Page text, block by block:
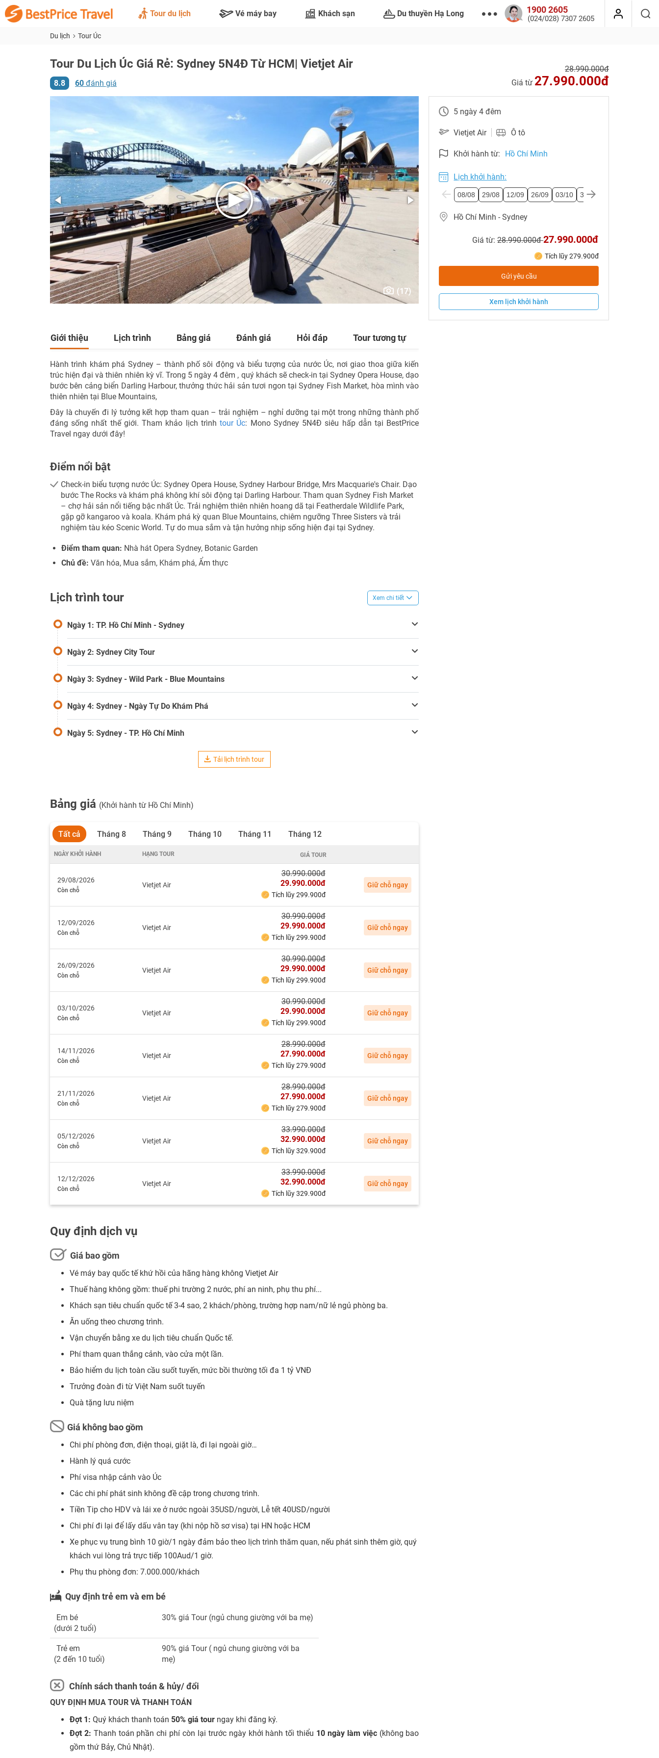
Tour du lịch Vé máy bay Khách sạn Du thuyền Hạ Long 1900 2605
(024/028) 7307 2605
Du lịch Tour Úc
Tour Du Lịch Úc Giá Rẻ: Sydney 5N4Đ Từ HCM| Vietjet Air
8.8 60 đánh giá
28.990.000đ
Giá từ 27.990.000đ
(17)
5 ngày 4 đêm
Vietjet Air Ô tô
Khởi hành từ: Hồ Chí Minh
Lịch khởi hành:
08/08 29/08 12/09 26/09 03/10 31/10
Hồ Chí Minh - Sydney
Giá từ: 28.990.000đ 27.990.000đ
Tích lũy 279.900đ
Gửi yêu cầu
Xem lịch khởi hành
Giới thiệu Lịch trình Bảng giá Đánh giá Hỏi đáp Tour tương tự
Hành trình khám phá Sydney– thành phố sôi động và biểu tượng của nước Úc, nơi giao thoa giữa kiến
trúc hiện đại và thiên nhiên kỳ vĩ. Trong 5 ngày 4 đêm , quý khách sẽ check-in tạiSydney Opera House, dạo
bước bên cảng biển Darling Harbour, thưởng thức hải sản tươi ngon tạiSydney Fish Market, hòa mình vào
thiên nhiên tại Blue Mountains,
Đây là chuyến đi lý tưởng kết hợp tham quan – trải nghiệm – nghỉ dưỡng tại một trong những thành phố
đáng sống nhất thế giới. Tham khảo lịch trìnhtour Úc: Mono Sydney 5N4Đ siêu hấp dẫn tại BestPrice
Travel ngay dưới đây!
Điểm nổi bật
Check-in biểu tượng nước Úc: Sydney Opera House, Sydney Harbour Bridge, Mrs Macquarie's Chair. Dạo
bước The Rocks và khám phá không khí sôi động tại Darling Harbour. Tham quan Sydney Fish Market
– chợ hải sản nổi tiếng bậc nhất Úc. Trải nghiệm thiên nhiên hoang dã tại Featherdale Wildlife Park,
gặp gỡ kangaroo và koala. Khám phá kỳ quan Blue Mountains, chiêm ngưỡng Three Sisters và trải
nghiệm tàu kéo Scenic World. Tự do mua sắm và tận hưởng nhịp sống hiện đại tại Sydney.
Điểm tham quan: Nhà hát Opera Sydney, Botanic Garden
Chủ đề: Văn hóa, Mua sắm, Khám phá, Ẩm thực
Lịch trình tour Xem chi tiết
Ngày 1: TP. Hồ Chí Minh - Sydney
Ngày 2: Sydney City Tour
Ngày 3: Sydney - Wild Park - Blue Mountains
Ngày 4: Sydney - Ngày Tự Do Khám Phá
Ngày 5: Sydney - TP. Hồ Chí Minh
Tải lịch trình tour
Bảng giá (Khởi hành từ Hồ Chí Minh)
Tất cả Tháng 8 Tháng 9 Tháng 10 Tháng 11 Tháng 12
NGÀY KHỞI HÀNH HẠNG TOUR GIÁ TOUR
29/08/2026
Còn chỗ
Vietjet Air
30.990.000đ
29.990.000đ
Tích lũy 299.900đ
Giữ chỗ ngay
12/09/2026
Còn chỗ
Vietjet Air
30.990.000đ
29.990.000đ
Tích lũy 299.900đ
Giữ chỗ ngay
26/09/2026
Còn chỗ
Vietjet Air
30.990.000đ
29.990.000đ
Tích lũy 299.900đ
Giữ chỗ ngay
03/10/2026
Còn chỗ
Vietjet Air
30.990.000đ
29.990.000đ
Tích lũy 299.900đ
Giữ chỗ ngay
14/11/2026
Còn chỗ
Vietjet Air
28.990.000đ
27.990.000đ
Tích lũy 279.900đ
Giữ chỗ ngay
21/11/2026
Còn chỗ
Vietjet Air
28.990.000đ
27.990.000đ
Tích lũy 279.900đ
Giữ chỗ ngay
05/12/2026
Còn chỗ
Vietjet Air
33.990.000đ
32.990.000đ
Tích lũy 329.900đ
Giữ chỗ ngay
12/12/2026
Còn chỗ
Vietjet Air
33.990.000đ
32.990.000đ
Tích lũy 329.900đ
Giữ chỗ ngay
Quy định dịch vụ
Giá bao gồm
Vé máy bay quốc tế khứ hồi của hãng hàng không Vietjet Air
Thuế hàng không gồm: thuế phi trường 2 nước, phí an ninh, phụ thu phí...
Khách sạn tiêu chuẩn quốc tế 3-4 sao, 2 khách/phòng, trường hợp nam/nữ lẻ ngủ phòng ba.
Ăn uống theo chương trình.
Vận chuyển bằng xe du lịch tiêu chuẩn Quốc tế.
Phí tham quan thắng cảnh, vào cửa một lần.
Bảo hiểm du lịch toàn cầu suốt tuyến, mức bồi thường tối đa 1 tỷ VNĐ
Trưởng đoàn đi từ Việt Nam suốt tuyến
Quà tặng lưu niệm
Giá không bao gồm
Chi phí phòng đơn, điện thoại, giặt là, đi lại ngoài giờ…
Hành lý quá cước
Phí visa nhập cảnh vào Úc
Các chi phí phát sinh không đề cập trong chương trình.
Tiền Tip cho HDV và lái xe ở nước ngoài 35USD/người, Lễ tết 40USD/người
Chi phí đi lại để lấy dấu vân tay (khi nộp hồ sơ visa) tại HN hoặc HCM
Xe phục vụ trung bình 10 giờ/1 ngày đảm bảo theo lịch trình thăm quan, nếu phát sinh thêm giờ, quý
khách vui lòng trả trực tiếp 100Aud/1 giờ.
Phụ thu phòng đơn: 7.000.000/khách
Quy định trẻ em và em bé
Em bé
(dưới 2 tuổi)
30% giá Tour (ngủ chung giường với ba mẹ)
Trẻ em
(2 đến 10 tuổi)
90% giá Tour ( ngủ chung giường với ba
mẹ)
Chính sách thanh toán & hủy/ đổi
QUY ĐỊNH MUA TOUR VÀ THANH TOÁN
Đợt 1: Quý khách thanh toán 50% giá tour ngay khi đăng ký.
Đợt 2: Thanh toán phần chi phí còn lại trước ngày khởi hành tối thiểu 10 ngày làm việc(không bao
gồm thứ Bảy, Chủ Nhật).
TƯ VẤN NGAY
TƯ VẤN NGAY
TƯ VẤN NGAY
TƯ VẤN NGAY
NHẬN ƯU ĐÃI NGAY
TƯ VẤN NGAY